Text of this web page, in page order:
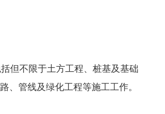
但不限于土方工程、桩基及基础
、管线及绿化工程等施工工作。